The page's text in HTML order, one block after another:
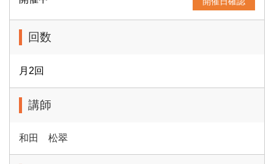
回数
月2回
講師
和田 松翠